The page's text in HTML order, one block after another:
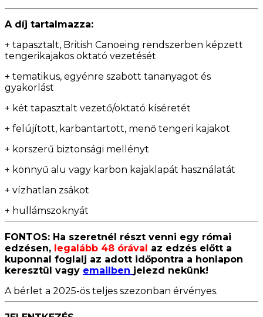
A díj tartalmazza:
+ tapasztalt, British Canoeing rendszerben képzett
tengerikajakos oktató vezetését
+ tematikus, egyénre szabott tananyagot és
gyakorlást
+ két tapasztalt vezető/oktató kíséretét
+ felújított, karbantartott, menő tengeri kajakot
+ korszerű biztonsági mellényt
+ könnyű alu vagy karbon kajaklapát használatát
+ vízhatlan zsákot
+ hullámszoknyát
FONTOS: Ha szeretnél részt venni egy római
edzésen, legalább 48 órával
az edzés előtt a
kuponnal foglalj az adott időpontra a honlapon
keresztül vagy emailben jelezd nekünk!
A bérlet a 2025-ös teljes szezonban érvényes.